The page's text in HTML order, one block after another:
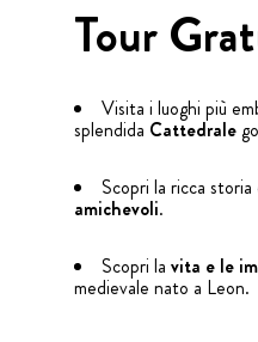
Tour
Visita i luoghi più
splendida Cattedrale
Scopri la ricca
amichevoli.
Scopri la vita e le
medievale nato a Leon.